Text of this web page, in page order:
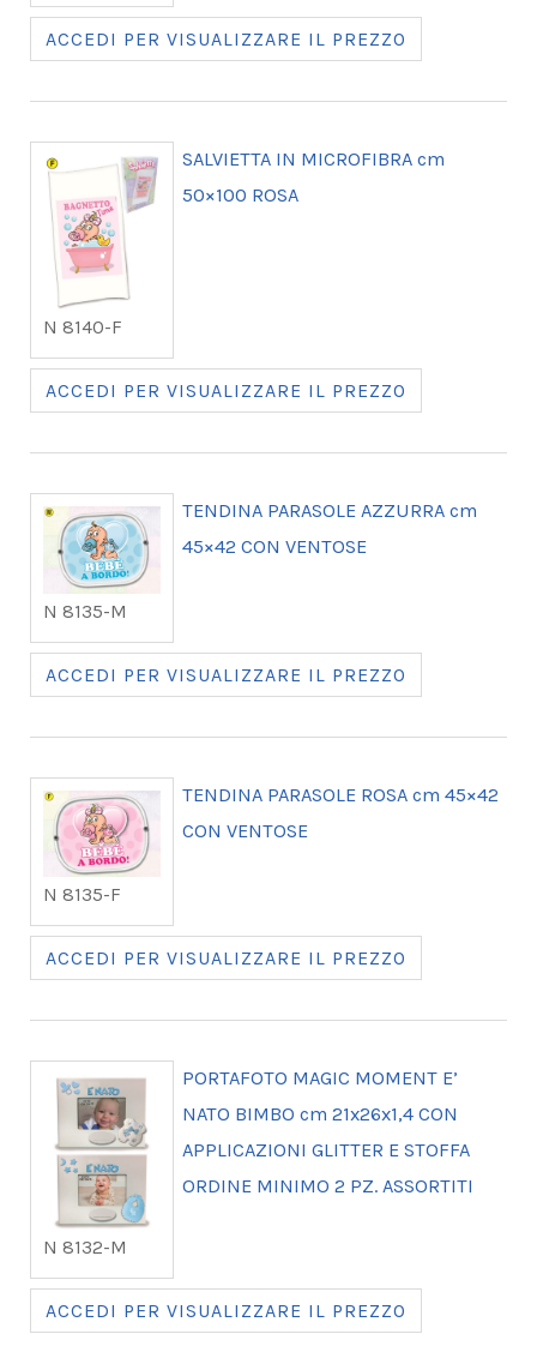
ACCEDI PER VISUALIZZARE IL PREZZO
N 8140-F
SALVIETTA IN MICROFIBRA cm
50×100 ROSA
ACCEDI PER VISUALIZZARE IL PREZZO
N 8135-M
TENDINA PARASOLE AZZURRA cm
45×42 CON VENTOSE
ACCEDI PER VISUALIZZARE IL PREZZO
N 8135-F
TENDINA PARASOLE ROSA cm 45×42
CON VENTOSE
ACCEDI PER VISUALIZZARE IL PREZZO
N 8132-M
PORTAFOTO MAGIC MOMENT E’
NATO BIMBO cm 21x26x1,4 CON
APPLICAZIONI GLITTER E STOFFA
ORDINE MINIMO 2 PZ. ASSORTITI
ACCEDI PER VISUALIZZARE IL PREZZO